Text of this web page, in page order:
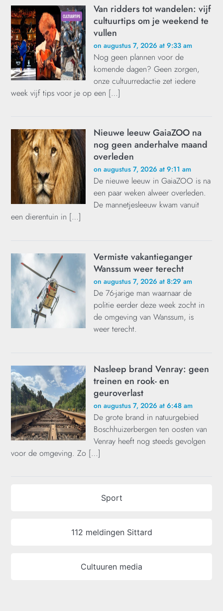
Sport
112 meldingen Sittard
Cultuuren media
Van ridders tot wandelen: vijf
cultuurtips om je weekend te
vullen
on augustus 7, 2026 at 9:33 am
Nog geen plannen voor de
komende dagen? Geen zorgen,
onze cultuurredactie zet iedere
week vijf tips voor je op een […]
Nieuwe leeuw GaiaZOO na
nog geen anderhalve maand
overleden
on augustus 7, 2026 at 9:11 am
De nieuwe leeuw in GaiaZOO is na
een paar weken alweer overleden.
De mannetjesleeuw kwam vanuit
een dierentuin in […]
Vermiste vakantieganger
Wanssum weer terecht
on augustus 7, 2026 at 8:29 am
De 76-jarige man waarnaar de
politie eerder deze week zocht in
de omgeving van Wanssum, is
weer terecht.
Nasleep brand Venray: geen
treinen en rook- en
geuroverlast
on augustus 7, 2026 at 6:48 am
De grote brand in natuurgebied
Boschhuizerbergen ten oosten van
Venray heeft nog steeds gevolgen
voor de omgeving. Zo […]